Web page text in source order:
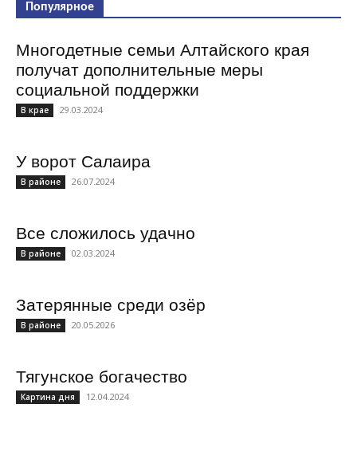
Популярное
Многодетные семьи Алтайского края
получат дополнительные меры
социальной поддержки
В крае 29.03.2024
У ворот Салаира
В районе 26.07.2024
Все сложилось удачно
В районе 02.03.2024
Затерянные среди озёр
В районе 20.05.2026
Тягунское богачество
Картина дня 12.04.2024